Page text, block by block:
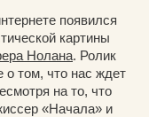
появился
картины
Нолана. Ролик
о том, что нас ждет
на то, что
«Начала» и